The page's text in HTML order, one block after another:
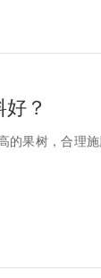
？
的果树，合理